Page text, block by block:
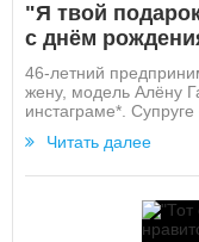
"Я твой
с днём
46-летний
жену, модель Алёну
инстаграме*.
Читать далее